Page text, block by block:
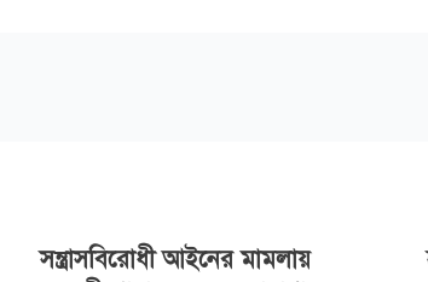
সন্ত্রাসবিরোধী আইনের মামলায়